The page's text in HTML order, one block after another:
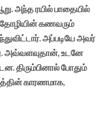
அந்த ரயில் பாதையில்
கணவரும்
அப்படியே அவர்
அவ்வளவுதான், உடனே
திரும்பினால் போதும்
காரணமாக,